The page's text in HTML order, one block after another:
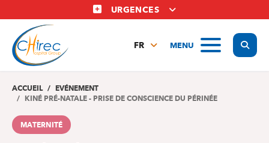
au
contenu
principal
URGENCES
MENU
FR
ACCUEIL
EVÉNEMENT
KINÉ PRÉ-NATALE - PRISE DE CONSCIENCE DU PÉRINÉE
MATERNITÉ